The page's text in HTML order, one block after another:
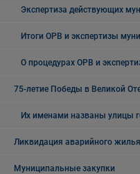
Экспертиза действующих
Итоги ОРВ и экспертизы
О процедурах ОРВ и
75-летие Победы в Великой
Их именами названы улицы
Ликвидация аварийного жилья
Муниципальные закупки